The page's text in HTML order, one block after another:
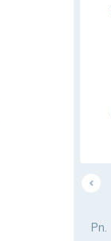
Pn.